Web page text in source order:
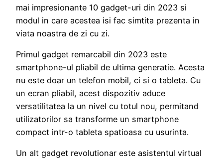
mai impresionante 10 gadget-uri din 2023 si
modul in care acestea isi fac simtita prezenta in
viata noastra de zi cu zi.
Primul gadget remarcabil din 2023 este
smartphone-ul pliabil de ultima generatie. Acesta
nu este doar un telefon mobil, ci si o tableta. Cu
un ecran pliabil, acest dispozitiv aduce
versatilitatea la un nivel cu totul nou, permitand
utilizatorilor sa transforme un smartphone
compact intr-o tableta spatioasa cu usurinta.
Un alt gadget revolutionar este asistentul virtual